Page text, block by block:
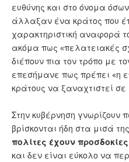
ευθύνης και στο όνομα
άλλαξαν ένα κράτος που
χαρακτηριστική αναφορά
ακόμα πως «πελατειακές
διέπουν πια τον τρόπο με
επεσήμανε πως πρέπει «η
κράτους να ξαναχτιστεί
Στην κυβέρνηση γνωρίζουν
βρίσκονται ήδη στα μισά
πολίτες έχουν
και δεν είναι εύκολο να